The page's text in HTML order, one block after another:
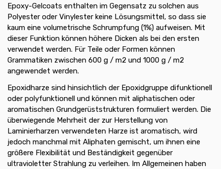
Epoxy-Gelcoats enthalten im Gegensatz zu solchen aus
Polyester oder Vinylester keine Lösungsmittel, so dass sie
kaum eine volumetrische Schrumpfung (1%) aufweisen. Mit
dieser Funktion können höhere Dicken als bei den ersten
verwendet werden. Für Teile oder Formen können
Grammatiken zwischen 600 g / m2 und 1000 g / m2
angewendet werden.
Epoxidharze sind hinsichtlich der Epoxidgruppe difunktionell
oder polyfunktionell und können mit aliphatischen oder
aromatischen Grundgerüststrukturen formuliert werden. Die
überwiegende Mehrheit der zur Herstellung von
Laminierharzen verwendeten Harze ist aromatisch, wird
jedoch manchmal mit Aliphaten gemischt, um ihnen eine
größere Flexibilität und Beständigkeit gegenüber
ultravioletter Strahlung zu verleihen. Im Allgemeinen haben